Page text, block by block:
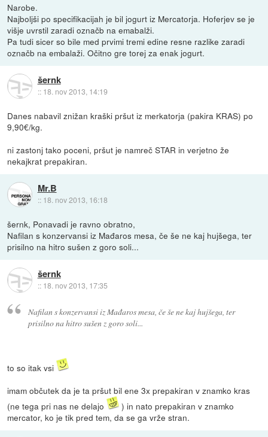
Narobe.
Najboljši po specifikacijah je bil jogurt iz Mercatorja. Hoferjev se je
višje uvrstil zaradi označb na emabalži.
Pa tudi sicer so bile med prvimi tremi edine resne razlike zaradi
označb na embalaži. Očitno gre torej za enak jogurt.
šernk
:: 18. nov 2013, 14:19
Danes nabavil znižan kraški pršut iz merkatorja (pakira KRAS) po
9,90€/kg.
ni zastonj tako poceni, pršut je namreč STAR in verjetno že
nekajkrat prepakiran.
Mr.B
:: 18. nov 2013, 16:18
šernk, Ponavadi je ravno obratno,
Nafilan s konzervansi iz Mađaros mesa, če še ne kaj hujšega, ter
prisilno na hitro sušen z goro soli...
šernk
:: 18. nov 2013, 17:35
Nafilan s konzervansi iz Mađaros mesa, če še ne kaj hujšega, ter
prisilno na hitro sušen z goro soli...
to so itak vsi
imam občutek da je ta pršut bil ene 3x prepakiran v znamko kras
(ne tega pri nas ne delajo
) in nato prepakiran v znamko
mercator, ko je tik pred tem, da se ga vrže stran.